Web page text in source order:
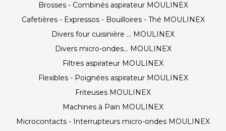
Brosses - Combinés aspirateur MOULINEX
Cafetières - Expressos - Bouilloires - Thé MOULINEX
Divers four cuisinière ... MOULINEX
Divers micro-ondes... MOULINEX
Filtres aspirateur MOULINEX
Flexibles - Poignées aspirateur MOULINEX
Friteuses MOULINEX
Machines à Pain MOULINEX
Microcontacts - Interrupteurs micro-ondes MOULINEX